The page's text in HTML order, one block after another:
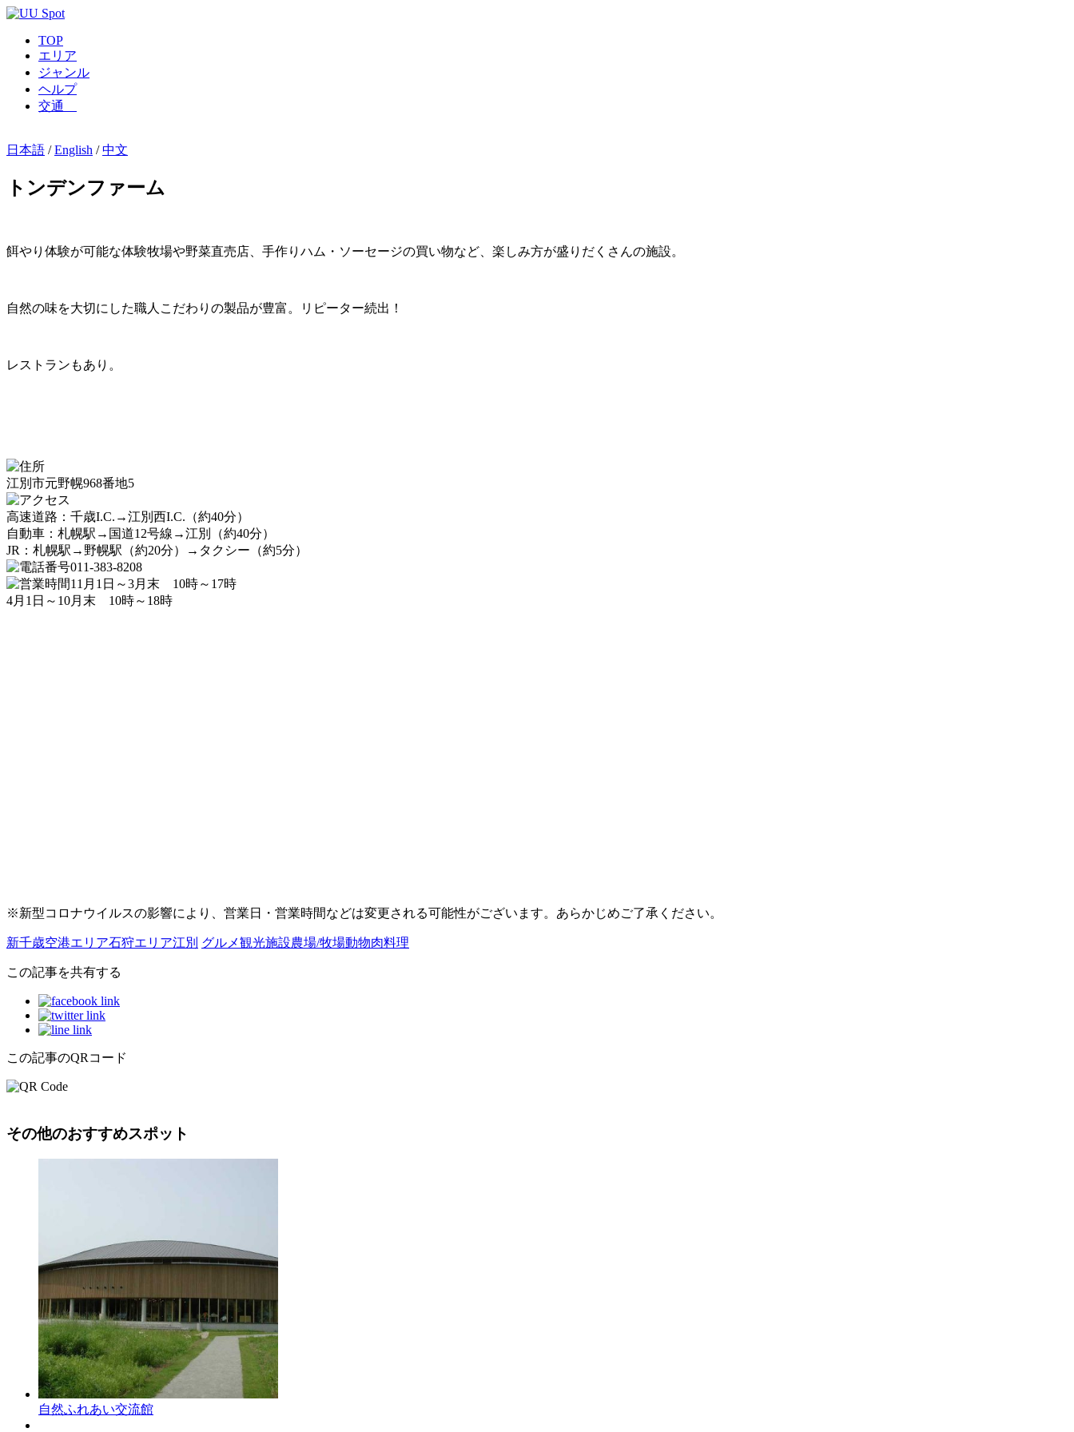
TOP
エリア
ジャンル
ヘルプ
交通
日本語 /English /中文
トンデンファーム
餌やり体験が可能な体験牧場や野菜直売店、手作りハム・ソーセージの買い物など、楽しみ方が盛りだくさんの施設。
自然の味を大切にした職人こだわりの製品が豊富。リピーター続出！
レストランもあり。
江別市元野幌968番地5
高速道路：千歳I.C.→江別西I.C.（約40分）
自動車：札幌駅→国道12号線→江別（約40分）
JR：札幌駅→野幌駅（約20分）→タクシー（約5分）
011-383-8208
11月1日～3月末 10時～17時
4月1日～10月末 10時～18時
※新型コロナウイルスの影響により、営業日・営業時間などは変更される可能性がございます。あらかじめご了承ください。
新千歳空港エリア石狩エリア江別 グルメ観光施設農場/牧場動物肉料理
この記事を共有する
この記事のQRコード
その他のおすすめスポット
自然ふれあい交流館